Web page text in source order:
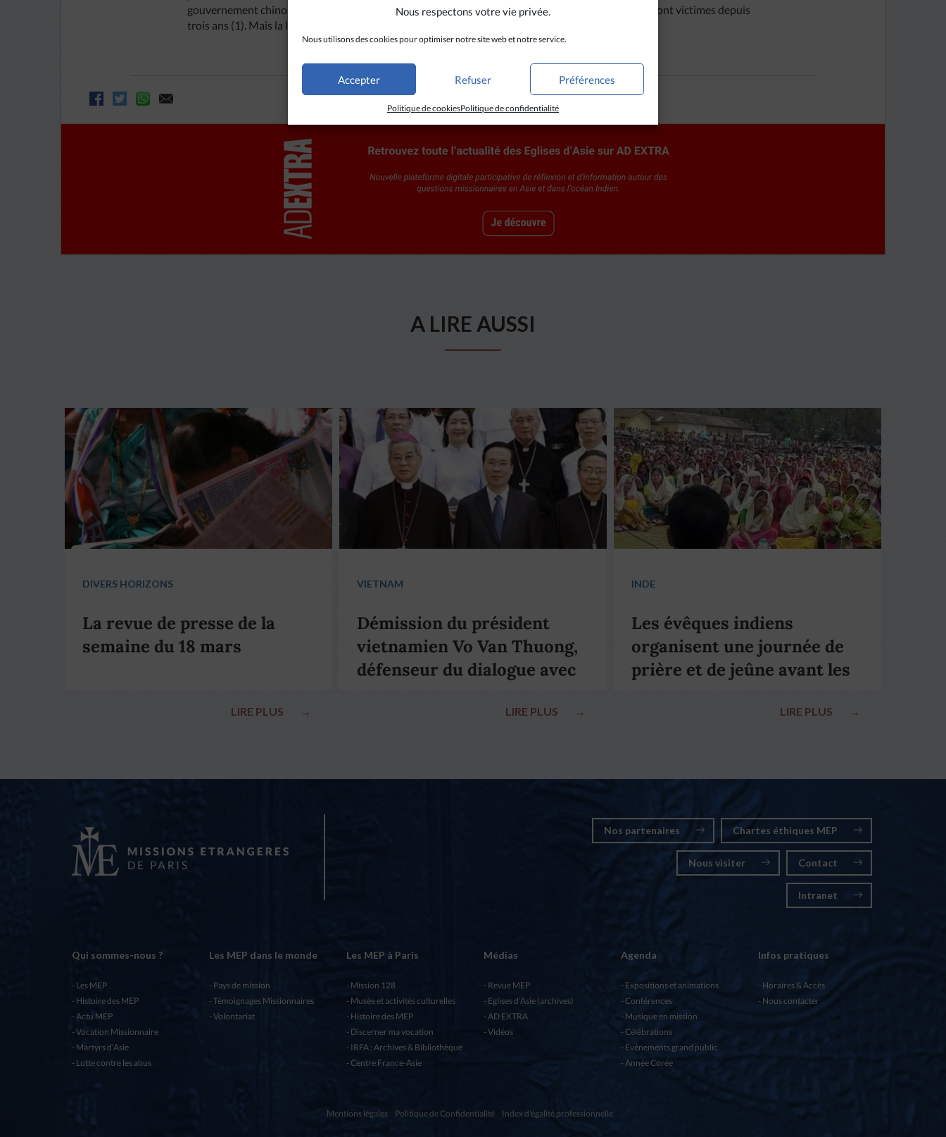
Nous respectons votre vie privée.
Nous utilisons des cookies pour optimiser notre site web et notre service.
Accepter Refuser Préférences
Politique de cookiesPolitique de confidentialité
gouvernement chinois de faire cesser la persécution dont les Eglises chrétiennes « domestiques » sont victimes depuis
trois ans (1). Mais la lettre de David Zhang ne semble pas y faire référence.
A LIRE AUSSI
DIVERS HORIZONS
La revue de presse de la
semaine du 18 mars
LIRE PLUS →
VIETNAM
Démission du président
vietnamien Vo Van Thuong,
défenseur du dialogue avec
LIRE PLUS →
INDE
Les évêques indiens
organisent une journée de
prière et de jeûne avant les
LIRE PLUS →
Nos partenaires Chartes éthiques MEP
Nous visiter Contact
Intranet
Qui sommes-nous ?
Les MEP
Histoire des MEP
Actu MEP
Vocation Missionnaire
Martyrs d’Asie
Lutte contre les abus
Les MEP dans le monde
Pays de mission
Témoignages Missionnaires
Volontariat
Les MEP à Paris
Mission 128
Musée et activités culturelles
Histoire des MEP
Discerner ma vocation
IRFA : Archives & Bibliothèque
Centre France-Asie
Médias
Revue MEP
Eglises d’Asie (archives)
AD EXTRA
Vidéos
Agenda
Expositions et animations
Conférences
Musique en mission
Célébrations
Evénements grand public
Année Corée
Infos pratiques
Horaires & Accès
Nous contacter
Mentions légales Politique de Confidentialité Index d'égalité professionnelle